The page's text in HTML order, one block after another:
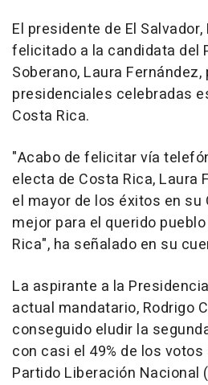
El presidente de El
felicitado a la candidata del
Soberano, Laura
presidenciales celebradas
Costa Rica.
"Acabo de felicitar vía
electa de Costa Rica, Laura
el mayor de los éxitos en su
mejor para el querido
Rica", ha señalado en su
La aspirante a la
actual mandatario, Rodrigo
conseguido eludir la
con casi el 49% de los
Partido Liberación Nacional